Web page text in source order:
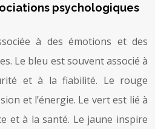
psychologiques
à des émotions et des
Le bleu est souvent associé à
et à la fiabilité. Le rouge
et l’énergie. Le vert est lié à
et à la santé. Le jaune inspire